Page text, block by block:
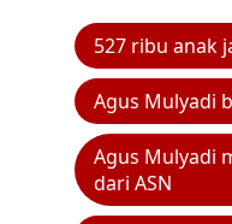
527 ribu anak
Agus Mulyadi
Agus Mulyadi
dari ASN